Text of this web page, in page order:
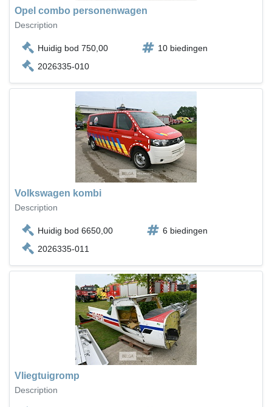
Opel combo personenwagen
Description
Huidig bod 750,00
10 biedingen
2026335-010
Volkswagen kombi
Description
Huidig bod 6650,00
6 biedingen
2026335-011
Vliegtuigromp
Description